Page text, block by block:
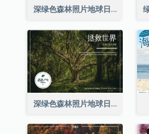
深绿色森林照片地球日明信片
深绿色森林照片地球日明信片